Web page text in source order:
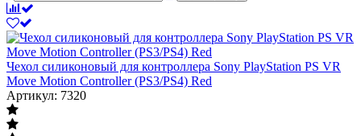
Чехол силиконовый для контроллера Sony PlayStation PS VR
Move Motion Controller (PS3/PS4) Red
Артикул: 7320